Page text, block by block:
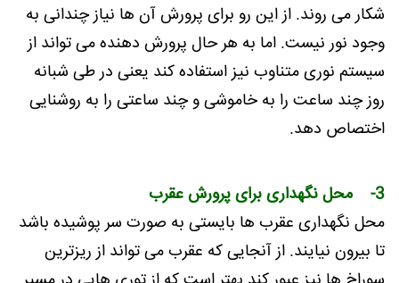
شکار می روند. از این رو برای پرورش آن ها نیاز چندانی به
وجود نور نیست. اما به هر حال پرورش دهنده می تواند از
سیستم نوری متناوب نیز استفاده کند یعنی در طی شبانه
روز چند ساعت را به خاموشی و چند ساعتی را به روشنایی
اختصاص دهد.
3- محل نگهداری برای پرورش عقرب
محل نگهداری عقرب ها بایستی به صورت سر پوشیده باشد
تا بیرون نیایند. از آنجایی که عقرب می تواند از ریزترین